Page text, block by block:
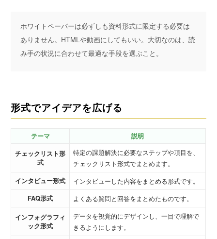
ホワイトペーパーは必ずしも資料形式に限定する必要は
ありません。HTMLや動画にしてもいい。大切なのは、読
み手の状況に合わせて最適な手段を選ぶこと。
形式でアイデアを広げる
テーマ
説明
チェックリスト形
式
特定の課題解決に必要なステップや項目を、
チェックリスト形式でまとめます。
インタビュー形式
インタビューした内容をまとめる形式です。
FAQ形式
よくある質問と回答をまとめたものです。
インフォグラフィ
ック形式
データを視覚的にデザインし、一目で理解で
きるようにします。